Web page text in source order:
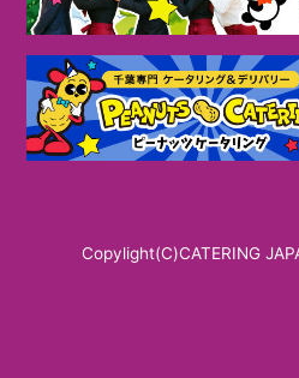
Copylight(C)CATERING